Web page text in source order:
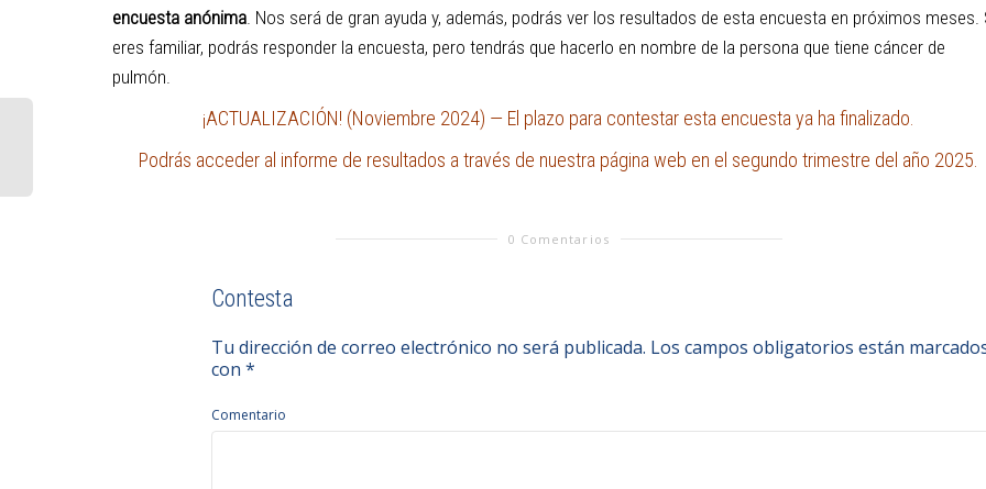
encuesta anónima . Nos será de gran ayuda y, además, podrás ver los resultados de esta encuesta en próximos meses.
eres familiar, podrás responder la encuesta, pero tendrás que hacerlo en nombre de la persona que tiene cáncer de
pulmón.
¡ACTUALIZACIÓN! (Noviembre 2024) — El plazo para contestar esta encuesta ya ha finalizado.
Podrás acceder al informe de resultados a través de nuestra página web en el segundo trimestre del año 2025.
0 Comentarios
Contesta
Tu dirección de correo electrónico no será publicada. Los campos obligatorios están
con *
Comentario